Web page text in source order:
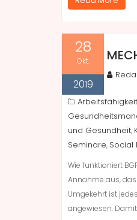
28
Okt.
2019
Arbeitsfähigkeit
und Gesundheit,
Seminare, Social
Wie funktioniert
Annahme aus,
Umgekehrt ist
angewiesen.